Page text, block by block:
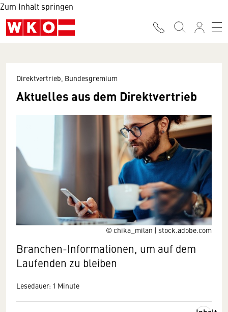
Zum Inhalt springen
© chika_milan | stock.adobe.com
Direktvertrieb, Bundesgremium
Aktuelles aus dem Direktvertrieb
Branchen-Informationen, um auf dem
Laufenden zu bleiben
Lesedauer: 1 Minute